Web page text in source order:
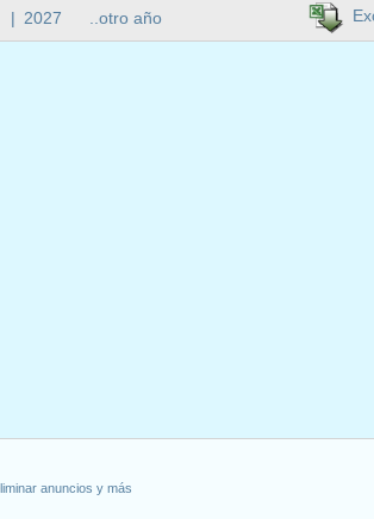
anuncios y más
| 2027 ..otro año